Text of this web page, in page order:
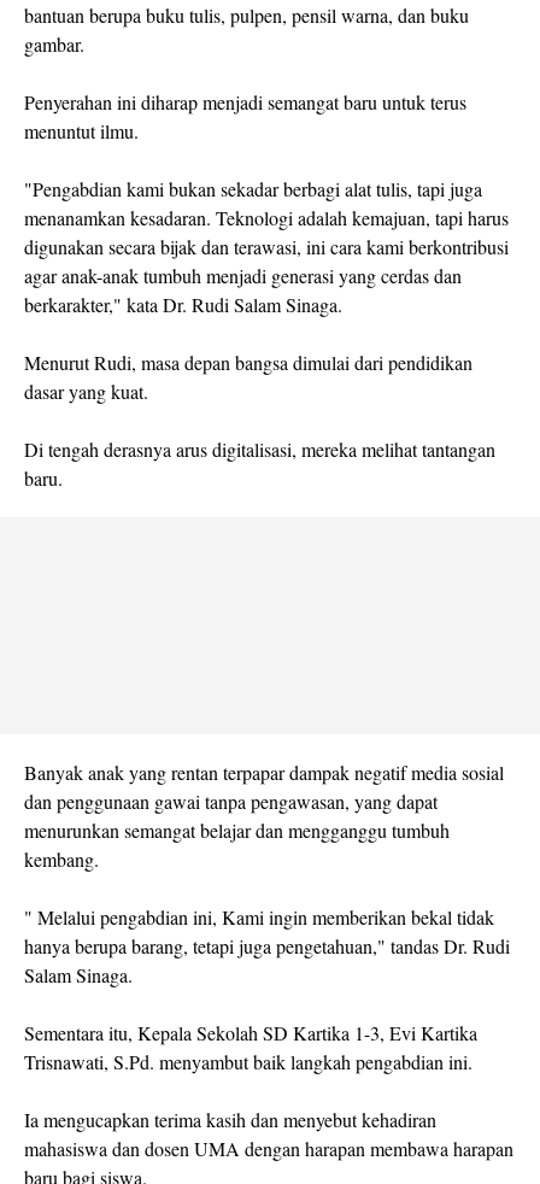
bantuan berupa buku tulis, pulpen, pensil warna, dan buku
gambar.
Penyerahan ini diharap menjadi semangat baru untuk terus
menuntut ilmu.
"Pengabdian kami bukan sekadar berbagi alat tulis, tapi juga
menanamkan kesadaran. Teknologi adalah kemajuan, tapi harus
digunakan secara bijak dan terawasi, ini cara kami berkontribusi
agar anak-anak tumbuh menjadi generasi yang cerdas dan
berkarakter," kata Dr. Rudi Salam Sinaga.
Menurut Rudi, masa depan bangsa dimulai dari pendidikan
dasar yang kuat.
Di tengah derasnya arus digitalisasi, mereka melihat tantangan
baru.
Banyak anak yang rentan terpapar dampak negatif media sosial
dan penggunaan gawai tanpa pengawasan, yang dapat
menurunkan semangat belajar dan mengganggu tumbuh
kembang.
" Melalui pengabdian ini, Kami ingin memberikan bekal tidak
hanya berupa barang, tetapi juga pengetahuan," tandas Dr. Rudi
Salam Sinaga.
Sementara itu, Kepala Sekolah SD Kartika 1-3, Evi Kartika
Trisnawati, S.Pd. menyambut baik langkah pengabdian ini.
Ia mengucapkan terima kasih dan menyebut kehadiran
mahasiswa dan dosen UMA dengan harapan membawa harapan
baru bagi siswa.